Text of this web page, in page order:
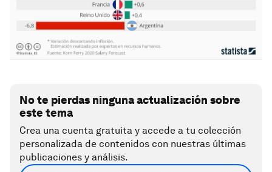
No te pierdas ninguna actualización sobre
este tema
Crea una cuenta gratuita y accede a tu colección
personalizada de contenidos con nuestras últimas
publicaciones y análisis.